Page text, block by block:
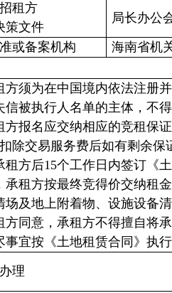
招租方
策文件
局长办公
或备案机构 海南省机
方须为在中国境内依法注册
信被执行人名单的主体，不
方报名应交纳相应的竞租保
除交易服务费后如有剩余
租方后15个工作日内签订《
承租方按最终竞得价交纳租
场及地上附着物、设施设备
方同意，承租方不得擅自将
事宜按《土地租赁合同》执
理